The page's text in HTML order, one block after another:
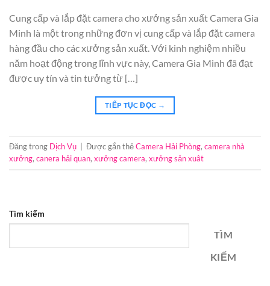
Cung cấp và lắp đặt camera cho xưởng sản xuất Camera Gia
Minh là một trong những đơn vị cung cấp và lắp đặt camera
hàng đầu cho các xưởng sản xuất. Với kinh nghiệm nhiều
năm hoạt động trong lĩnh vực này, Camera Gia Minh đã đạt
được uy tín và tin tưởng từ […]
TIẾP TỤC ĐỌC →
Đăng trong Dịch Vụ Được gắn thẻCamera Hải Phòng, camera nhà
xưởng, canera hải quan, xưởng camera, xưởng sản xuât
Tìm kiếm
TÌM
KIẾM